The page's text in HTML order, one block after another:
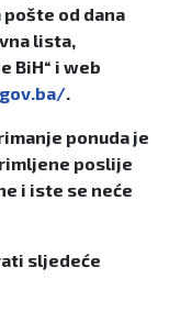
od dana
lista,
BiH“ i web
.
ponuda je
poslije
i iste se neće
sljedeće